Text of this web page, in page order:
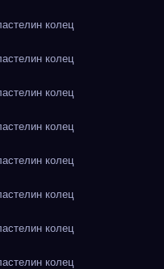
колец
колец
колец
колец
колец
колец
колец
колец